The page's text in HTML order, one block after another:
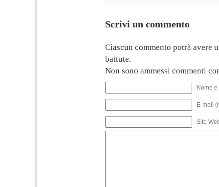
Scrivi un commento
Ciascun commento potrà avere
battute.
Non sono ammessi commenti
Nome
E-mail
Sito